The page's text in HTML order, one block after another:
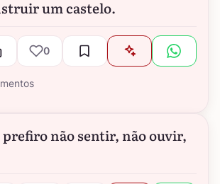
um castelo.
0
prefiro não sentir, não ouvir,